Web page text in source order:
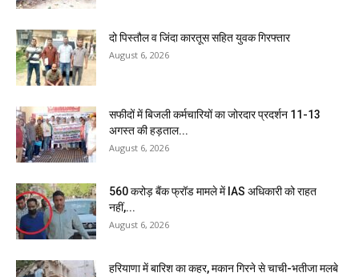
दो पिस्तौल व जिंदा कारतूस सहित युवक गिरफ्तार
August 6, 2026
सफीदों में बिजली कर्मचारियों का जोरदार प्रदर्शन 11-13
अगस्त की हड़ताल...
August 6, 2026
₹560 करोड़ बैंक फ्रॉड मामले में IAS अधिकारी को राहत
नहीं,...
August 6, 2026
हरियाणा में बारिश का कहर, मकान गिरने से चाची-भतीजा मलबे